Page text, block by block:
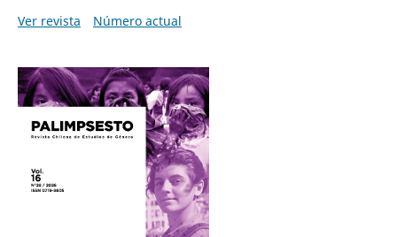
Ver revista
Número actual